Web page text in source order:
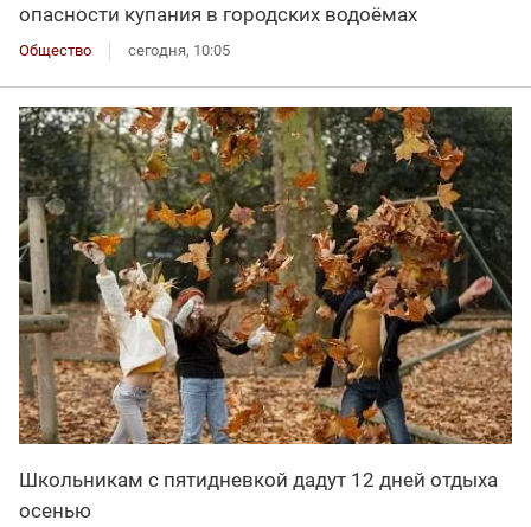
опасности купания в городских водоёмах
Общество сегодня, 10:05
Школьникам с пятидневкой дадут 12 дней отдыха
осенью